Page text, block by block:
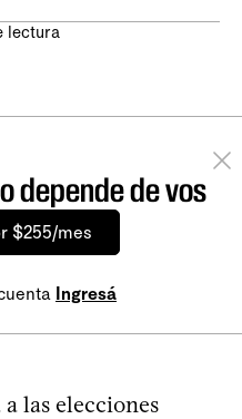
lectura
depende de vos
$255/mes
Ingresá
las elecciones